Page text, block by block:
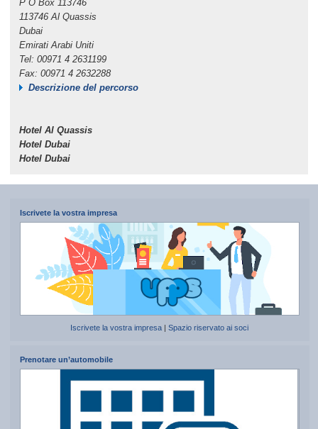
P O Box 113746
113746 Al Quassis
Dubai
Emirati Arabi Uniti
Tel: 00971 4 2631199
Fax: 00971 4 2632288
Descrizione del percorso
Hotel Al Quassis
Hotel Dubai
Hotel Dubai
Iscrivete la vostra impresa
Iscrivete la vostra impresa |Spazio riservato ai soci
Prenotare un’automobile